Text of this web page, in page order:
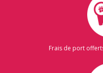
Frais de port